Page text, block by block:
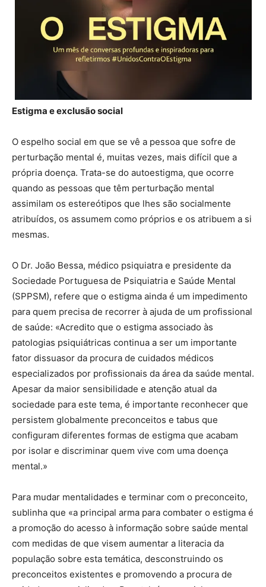
Estigma e exclusão social
O espelho social em que se vê a pessoa que sofre de
perturbação mental é, muitas vezes, mais difícil que a
própria doença. Trata-se do autoestigma, que ocorre
quando as pessoas que têm perturbação mental
assimilam os estereótipos que lhes são socialmente
atribuídos, os assumem como próprios e os atribuem a si
mesmas.
O Dr. João Bessa, médico psiquiatra e presidente da
Sociedade Portuguesa de Psiquiatria e Saúde Mental
(SPPSM), refere que o estigma ainda é um impedimento
para quem precisa de recorrer à ajuda de um profissional
de saúde: «Acredito que o estigma associado às
patologias psiquiátricas continua a ser um importante
fator dissuasor da procura de cuidados médicos
especializados por profissionais da área da saúde mental.
Apesar da maior sensibilidade e atenção atual da
sociedade para este tema, é importante reconhecer que
persistem globalmente preconceitos e tabus que
configuram diferentes formas de estigma que acabam
por isolar e discriminar quem vive com uma doença
mental.»
Para mudar mentalidades e terminar com o preconceito,
sublinha que «a principal arma para combater o estigma é
a promoção do acesso à informação sobre saúde mental
com medidas de que visem aumentar a literacia da
população sobre esta temática, desconstruindo os
preconceitos existentes e promovendo a procura de